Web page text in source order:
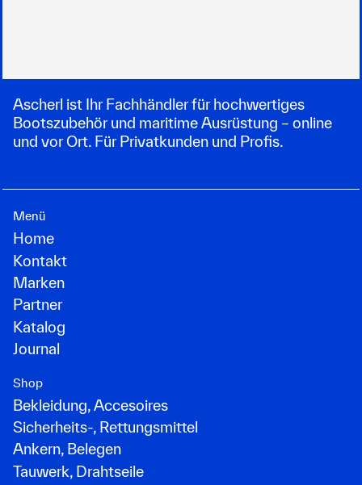
Ascherl ist Ihr Fachhändler für hochwertiges
Bootszubehör und maritime Ausrüstung – online
und vor Ort. Für Privatkunden und Profis.
Menü
Home
Kontakt
Marken
Partner
Katalog
Journal
Shop
Bekleidung, Accesoires
Sicherheits-, Rettungsmittel
Ankern, Belegen
Tauwerk, Drahtseile